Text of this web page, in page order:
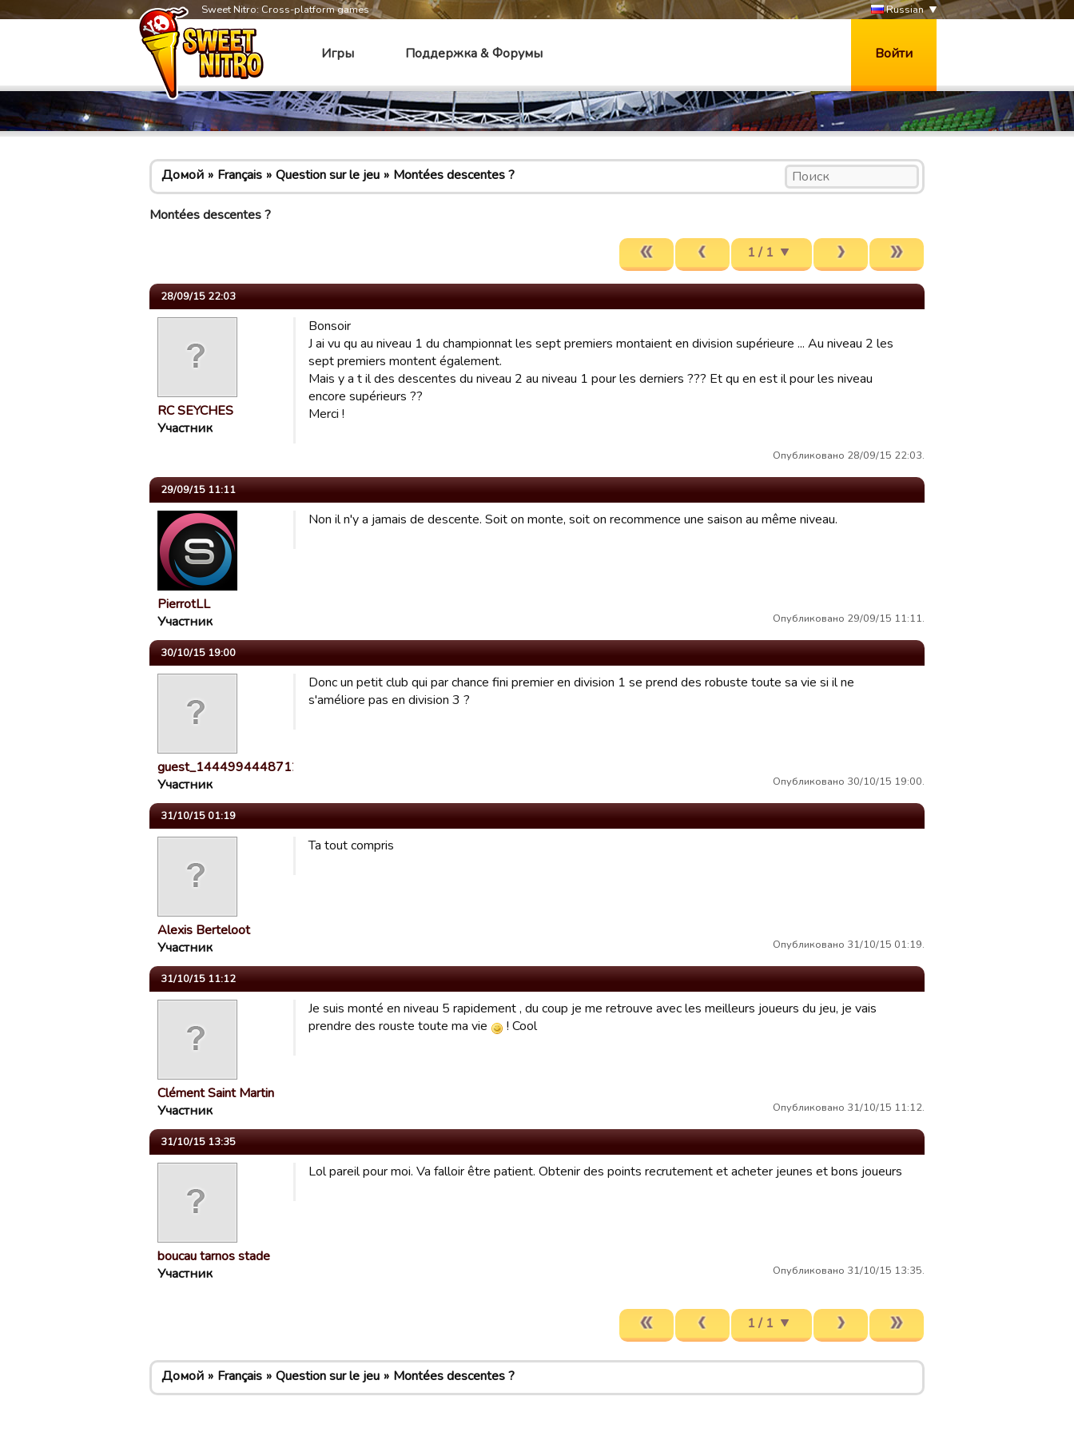
Sweet Nitro: Cross-platform games Russian
Игры Поддержка & Форумы Войти
Домой Français Question sur le jeu Montées descentes ?
Montées descentes ?
1 / 1
28/09/15 22:03
RC SEYCHES
Участник
Bonsoir
J ai vu qu au niveau 1 du championnat les sept premiers montaient en division supérieure ... Au niveau 2 les
sept premiers montent également.
Mais y a t il des descentes du niveau 2 au niveau 1 pour les derniers ??? Et qu en est il pour les niveau
encore supérieurs ??
Merci !
Опубликовано 28/09/15 22:03.
29/09/15 11:11
PierrotLL
Участник
Non il n'y a jamais de descente. Soit on monte, soit on recommence une saison au même niveau.
Опубликовано 29/09/15 11:11.
30/10/15 19:00
guest_1444994448712
Участник
Donc un petit club qui par chance fini premier en division 1 se prend des robuste toute sa vie si il ne
s'améliore pas en division 3 ?
Опубликовано 30/10/15 19:00.
31/10/15 01:19
Alexis Berteloot
Участник
Ta tout compris
Опубликовано 31/10/15 01:19.
31/10/15 11:12
Clément Saint Martin
Участник
Je suis monté en niveau 5 rapidement , du coup je me retrouve avec les meilleurs joueurs du jeu, je vais
prendre des rouste toute ma vie
! Cool
Опубликовано 31/10/15 11:12.
31/10/15 13:35
boucau tarnos stade
Участник
Lol pareil pour moi. Va falloir être patient. Obtenir des points recrutement et acheter jeunes et bons joueurs
Опубликовано 31/10/15 13:35.
1 / 1
Домой Français Question sur le jeu Montées descentes ?